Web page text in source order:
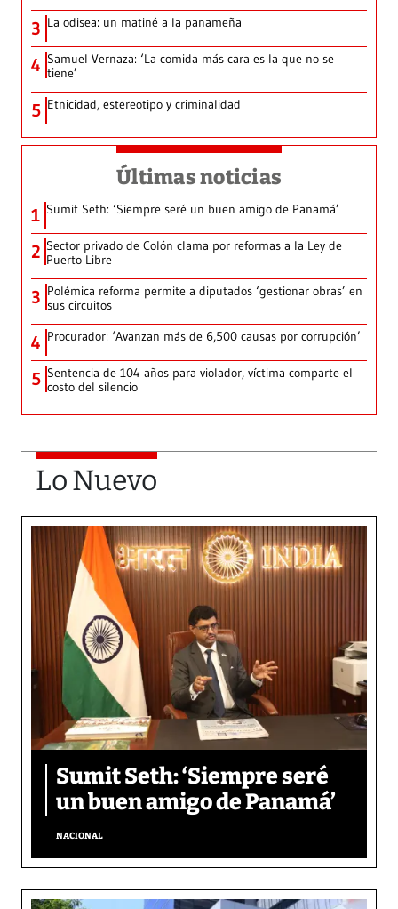
3 La odisea: un matiné a la panameña
4 Samuel Vernaza: ‘La comida más cara es la que no se
tiene’
5 Etnicidad, estereotipo y criminalidad
Últimas noticias
1 Sumit Seth: ‘Siempre seré un buen amigo de Panamá’
2 Sector privado de Colón clama por reformas a la Ley de
Puerto Libre
3 Polémica reforma permite a diputados ‘gestionar obras’ en
sus circuitos
4 Procurador: ‘Avanzan más de 6,500 causas por corrupción’
5 Sentencia de 104 años para violador, víctima comparte el
costo del silencio
Lo Nuevo
Sumit Seth: ‘Siempre seré
un buen amigo de Panamá’
NACIONAL